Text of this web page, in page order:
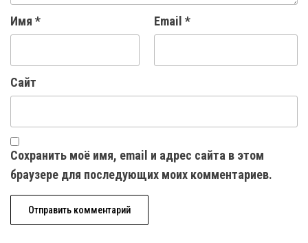
Имя * Email *
Сайт
Сохранить моё имя, email и адрес сайта в этом
браузере для последующих моих комментариев.